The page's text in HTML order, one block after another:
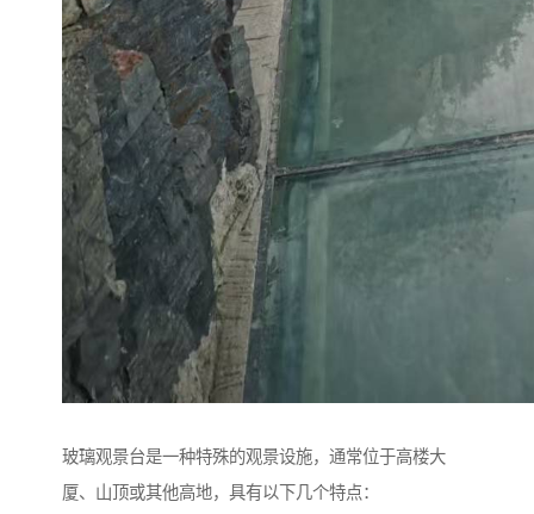
玻璃观景台是一种特殊的观景设施，通常位于高楼大
厦、山顶或其他高地，具有以下几个特点：